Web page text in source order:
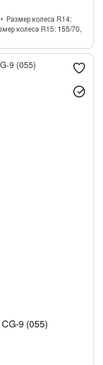
Размер колеса R14
колеса R15 155/70,
9 (055)